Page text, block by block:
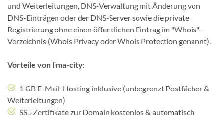
und Weiterleitungen, DNS-Verwaltung mit Änderung von
DNS-Einträgen oder der DNS-Server sowie die private
Registrierung ohne einen öffentlichen Eintrag im "Whois"-
Verzeichnis (Whois Privacy oder Whois Protection genannt).
Vorteile von lima-city:
1 GB E-Mail-Hosting inklusive (unbegrenzt Postfächer &
Weiterleitungen)
SSL-Zertifikate zur Domain kostenlos & automatisch